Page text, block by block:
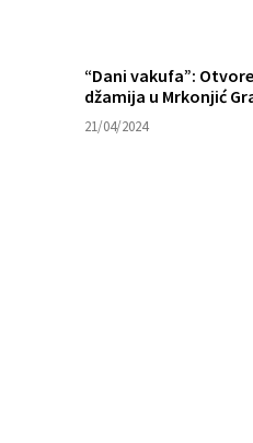
“Dani vakufa”:
džamija u Mrkonjić
21/04/2024